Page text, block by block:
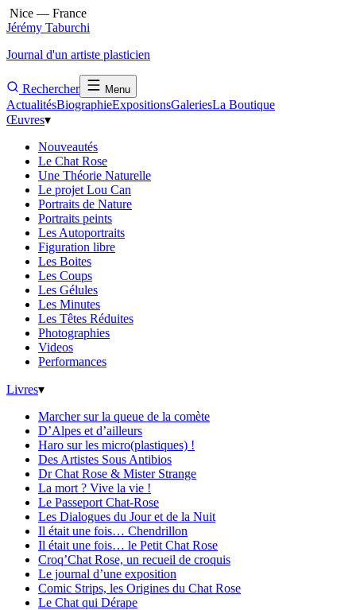
Nice — France
Jérémy Taburchi
Journal d'un artiste plasticien
Rechercher Menu
ActualitésBiographieExpositionsGaleriesLa Boutique
Œuvres▾
Nouveautés
Le Chat Rose
Une Théorie Naturelle
Le projet Lou Can
Portraits de Nature
Portraits peints
Les Autoportraits
Figuration libre
Les Boites
Les Coups
Les Gélules
Les Minutes
Les Têtes Réduites
Photographies
Videos
Performances
Livres▾
Marcher sur la queue de la comète
D’Alpes et d’ailleurs
Haro sur les micro(plastiques) !
Des Artistes Sous Antibios
Dr Chat Rose & Mister Strange
La mort ? Vive la vie !
Le Passeport Chat-Rose
Les Dialogues du Jour et de la Nuit
Il était une fois… Chendrillon
Il était une fois… le Petit Chat Rose
Croq’Chat Rose, un recueil de croquis
Le journal d’une exposition
Comic Strips, les Origines du Chat Rose
Le Chat qui Dérape